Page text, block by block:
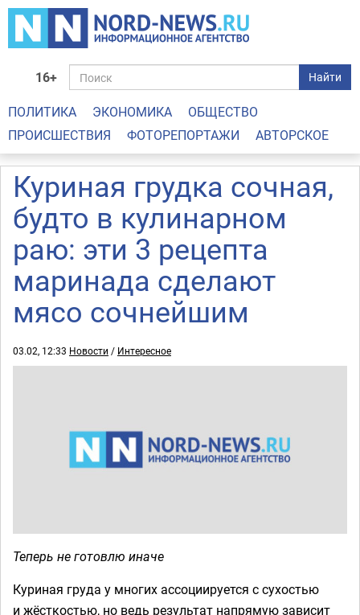
16+ Найти
ПОЛИТИКА ЭКОНОМИКА
ОБЩЕСТВО
ПРОИСШЕСТВИЯ
ФОТОРЕПОРТАЖИ АВТОРСКОЕ
Куриная грудка сочная,
будто в кулинарном
раю: эти 3 рецепта
маринада сделают
мясо сочнейшим
03.02, 12:33 Новости / Интересное
Теперь не готовлю иначе
Куриная груда у многих ассоциируется с сухостью
и жёсткостью, но ведь результат напрямую зависит